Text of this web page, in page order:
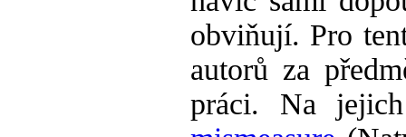
obviňují. Pro
autorů za
práci. Na